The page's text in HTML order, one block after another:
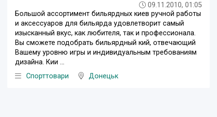
09.11.2010, 01:05
Большой ассортимент бильярдных киев ручной работы
и аксессуаров для бильярда удовлетворит самый
изысканный вкус, как любителя, так и профессионала.
Вы сможете подобрать бильярдный кий, отвечающий
Вашему уровню игры и индивидуальным требованиям
дизайна. Кии ...
Спорттовари
Донецьк